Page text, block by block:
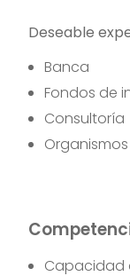
Deseable
Banca
Fondos de
Consultoría
Capacidad